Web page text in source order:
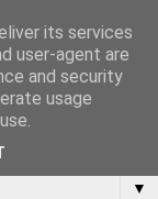
▼
its services
user-agent are
and security
usage